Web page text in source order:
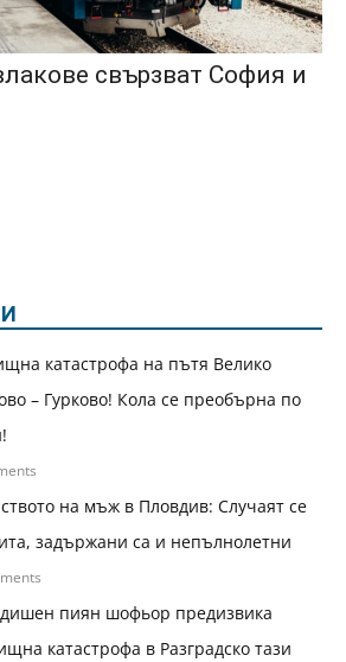
свързват София и
катастрофа на пътя Велико
– Гурково! Кола се преобърна по
на мъж в Пловдив: Случаят се
задържани са и непълнолетни
пиян шофьор предизвика
катастрофа в Разградско тази